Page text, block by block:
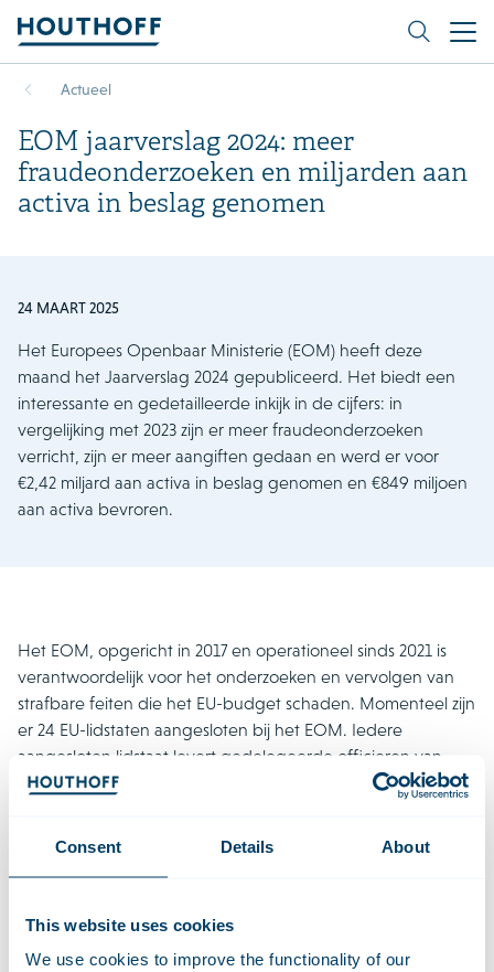
Consent Details About
This website uses cookies
We use cookies to improve the functionality of our
Actueel
EOM jaarverslag 2024: meer
fraudeonderzoeken en miljarden aan
activa in beslag genomen
24 MAART 2025
Het Europees Openbaar Ministerie (EOM) heeft deze
maand het Jaarverslag 2024 gepubliceerd. Het biedt een
interessante en gedetailleerde inkijk in de cijfers: in
vergelijking met 2023 zijn er meer fraudeonderzoeken
verricht, zijn er meer aangiften gedaan en werd er voor
€2,42 miljard aan activa in beslag genomen en €849 miljoen
aan activa bevroren.
Het EOM, opgericht in 2017 en operationeel sinds 2021 is
verantwoordelijk voor het onderzoeken en vervolgen van
strafbare feiten die het EU-budget schaden. Momenteel zijn
er 24 EU-lidstaten aangesloten bij het EOM. Iedere
aangesloten lidstaat levert gedelegeerde officieren van
justitie, die onafhankelijk opereren van de nationale
aangebracht bij de nationale gerechten door officieren van
EOM kunnen rechtstreeks worden gemeld, onder meer via